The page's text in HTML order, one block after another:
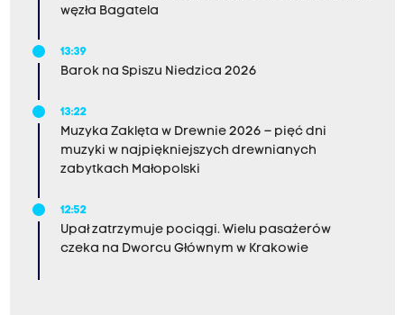
węzła Bagatela
13:39
Barok na Spiszu Niedzica 2026
13:22
Muzyka Zaklęta w Drewnie 2026 – pięć dni
muzyki w najpiękniejszych drewnianych
zabytkach Małopolski
12:52
Upał zatrzymuje pociągi. Wielu pasażerów
czeka na Dworcu Głównym w Krakowie